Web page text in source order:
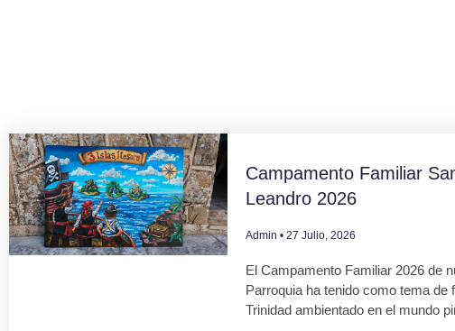
Campamento Familiar
Leandro 2026
Admin 27 Julio, 2026
El Campamento Familiar 2026 de
Parroquia ha tenido como tema de
Trinidad ambientado en el mundo